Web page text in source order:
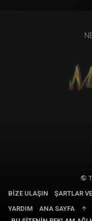
BIZE ULAŞIN
ŞARTLAR
YARDIM
ANA SAYFA